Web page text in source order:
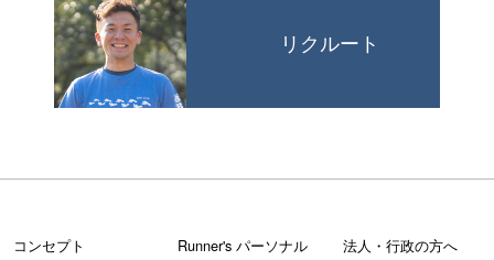
リクルート
コンセプト Runner's パーソナル 法人・行政の方へ